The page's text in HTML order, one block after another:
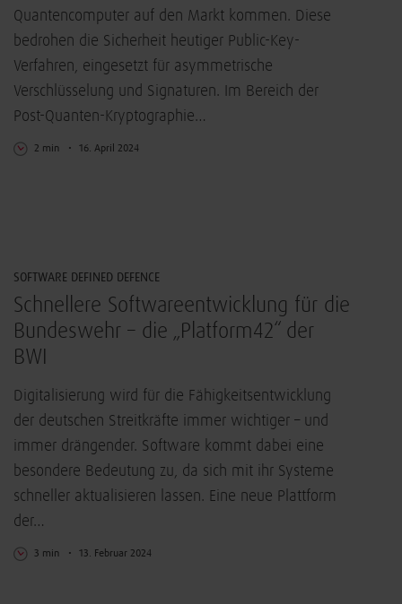
Quantencomputer auf den Markt kommen. Diese
bedrohen die Sicherheit heutiger Public-Key-
Verfahren, eingesetzt für asymmetrische
Verschlüsselung und Signaturen. Im Bereich der
Post-Quanten-Kryptographie…
2 min 16. April 2024
SOFTWARE DEFINED DEFENCE
Schnellere Softwareentwicklung für die
Bundeswehr – die „Platform42“ der
BWI
Digitalisierung wird für die Fähigkeitsentwicklung
der deutschen Streitkräfte immer wichtiger – und
immer drängender. Software kommt dabei eine
besondere Bedeutung zu, da sich mit ihr Systeme
schneller aktualisieren lassen. Eine neue Plattform
der…
3 min 13. Februar 2024